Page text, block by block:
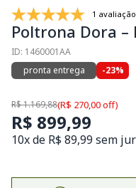
1 avaliação
Poltrona Dora –
ID: 1460001AA
pronta entrega
-23%
R$ 1.169,88(R$ 270,00 off)
R$ 899,99
10x de R$ 89,99 sem